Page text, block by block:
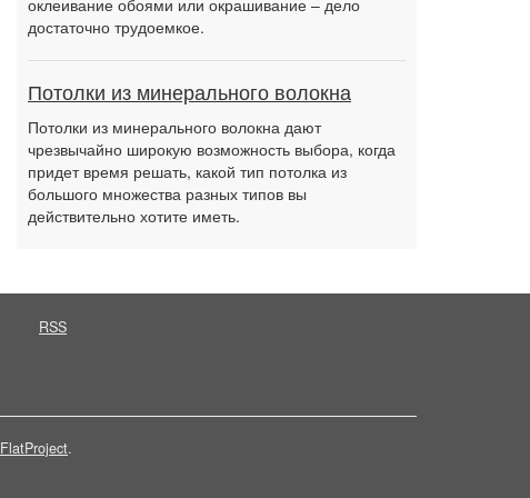
оклеивание обоями или окрашивание – дело
достаточно трудоемкое.
Потолки из минерального волокна
Потолки из минерального волокна дают
чрезвычайно широкую возможность выбора, когда
придет время решать, какой тип потолка из
большого множества разных типов вы
действительно хотите иметь.
RSS
FlatProject.